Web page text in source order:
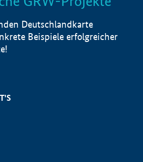
Deutschlandkarte
Beispiele erfolgreicher